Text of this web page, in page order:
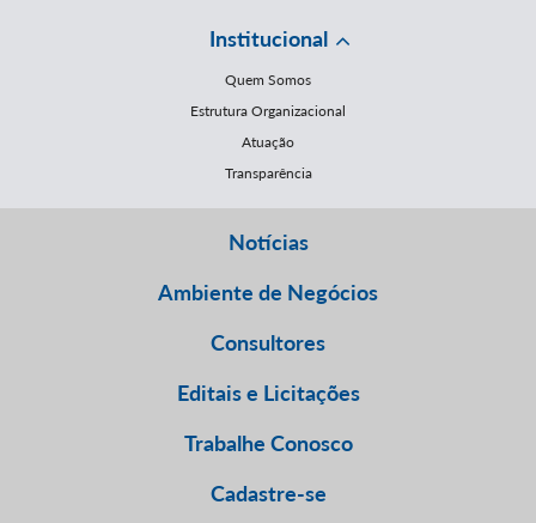
Institucional
Quem Somos
Estrutura Organizacional
Atuação
Transparência
Notícias
Ambiente de Negócios
Consultores
Editais e Licitações
Trabalhe Conosco
Cadastre-se